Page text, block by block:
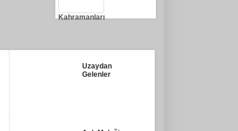
Kahramanları
Uzaydan
Gelenler